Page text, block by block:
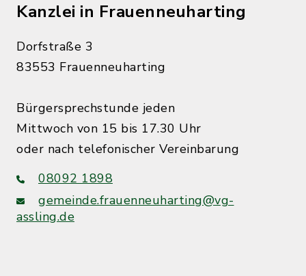
Kanzlei in Frauenneuharting
Dorfstraße 3
83553 Frauenneuharting
Bürgersprechstunde jeden
Mittwoch von 15 bis 17.30 Uhr
oder nach telefonischer Vereinbarung
08092 1898
gemeinde.frauenneuharting@vg-
assling.de